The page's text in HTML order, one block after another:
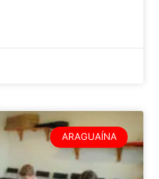
ARAGUAÍNA